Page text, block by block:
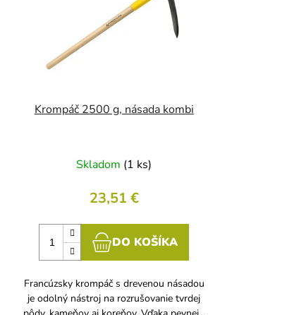
k
t
v
Krompáč 2500 g, násada kombi
Skladom (1 ks)
23,51 €
DO KOŠÍKA
Francúzsky krompáč s drevenou násadou
je odolný nástroj na rozrušovanie tvrdej